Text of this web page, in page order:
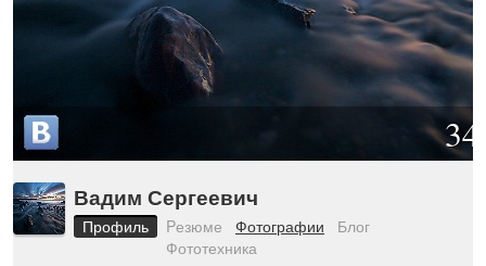
Вадим Сергеевич
Профиль Pезюме Фотографии
Блог
Фототехника